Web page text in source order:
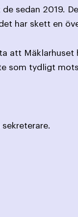
de sedan 2019.
har skett en
att
som tydligt